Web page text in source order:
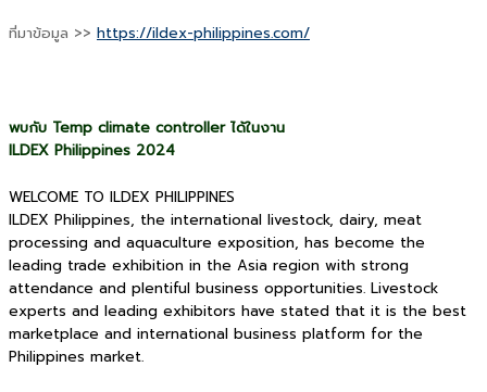
ที่มาข้อมูล >> https://ildex-philippines.com/
พบกับ Temp climate controller ได้ในงาน
ILDEX Philippines 2024
WELCOME TO ILDEX PHILIPPINES
ILDEX Philippines, the international livestock, dairy, meat
processing and aquaculture exposition, has become the
leading trade exhibition in the Asia region with strong
attendance and plentiful business opportunities. Livestock
experts and leading exhibitors have stated that it is the best
marketplace and international business platform for the
Philippines market.